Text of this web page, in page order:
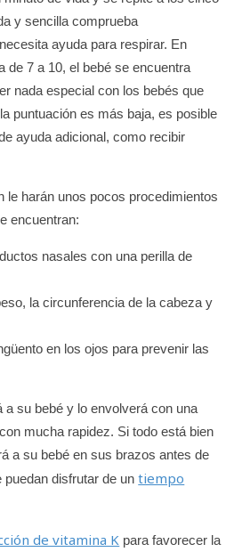
y sencilla comprueba
ayuda para respirar. En
de 7 a 10, el bebé se encuentra
nada especial con los bebés que
puntuación es más baja, es posible
ayuda adicional, como recibir
le harán unos pocos procedimientos
encuentran:
nasales con una perilla de
la circunferencia de la cabeza y
en los ojos para prevenir las
a su bebé y lo envolverá con una
mucha rapidez. Si todo está bien
a su bebé en sus brazos antes de
puedan disfrutar de untiempo
de vitamina K para favorecer la